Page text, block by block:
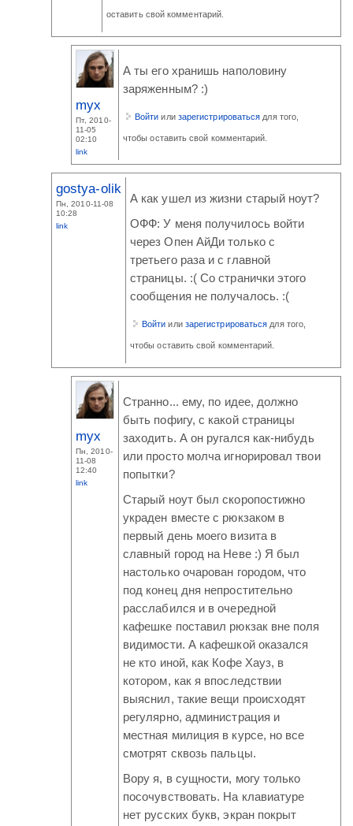
оставить свой комментарий.
myx
Пт, 2010-
11-05
02:10
link
А ты его хранишь наполовину
заряженным? :)
Войти или зарегистрироваться для того,
чтобы оставить свой комментарий.
gostya-olik
Пн, 2010-11-08
10:28
link
А как ушел из жизни старый ноут?
ОФФ: У меня получилось войти
через Опен АйДи только с
третьего раза и с главной
страницы. :( Со странички этого
сообщения не получалось. :(
Войти или зарегистрироваться для того,
чтобы оставить свой комментарий.
myx
Пн, 2010-
11-08
12:40
link
Странно... ему, по идее, должно
быть пофигу, с какой страницы
заходить. А он ругался как-нибудь
или просто молча игнорировал твои
попытки?
Старый ноут был скоропостижно
украден вместе с рюкзаком в
первый день моего визита в
славный город на Неве :) Я был
настолько очарован городом, что
под конец дня непростительно
расслабился и в очередной
кафешке поставил рюкзак вне поля
видимости. А кафешкой оказался
не кто иной, как Кофе Хауз, в
котором, как я впоследствии
выяснил, такие вещи происходят
регулярно, администрация и
местная милиция в курсе, но все
смотрят сквозь пальцы.
Вору я, в сущности, могу только
посочувствовать. На клавиатуре
нет русских букв, экран покрыт